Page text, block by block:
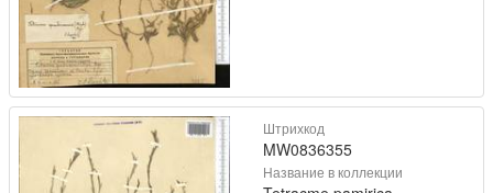
Штрихкод
MW0836355
Название в коллекции